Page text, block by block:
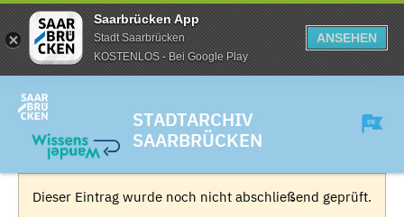
Saarbrücken App
Stadt Saarbrücken
KOSTENLOS - Bei Google Play
ANSEHEN
STADTARCHIV
SAARBRÜCKEN
Dieser Eintrag wurde noch nicht abschließend geprüft.